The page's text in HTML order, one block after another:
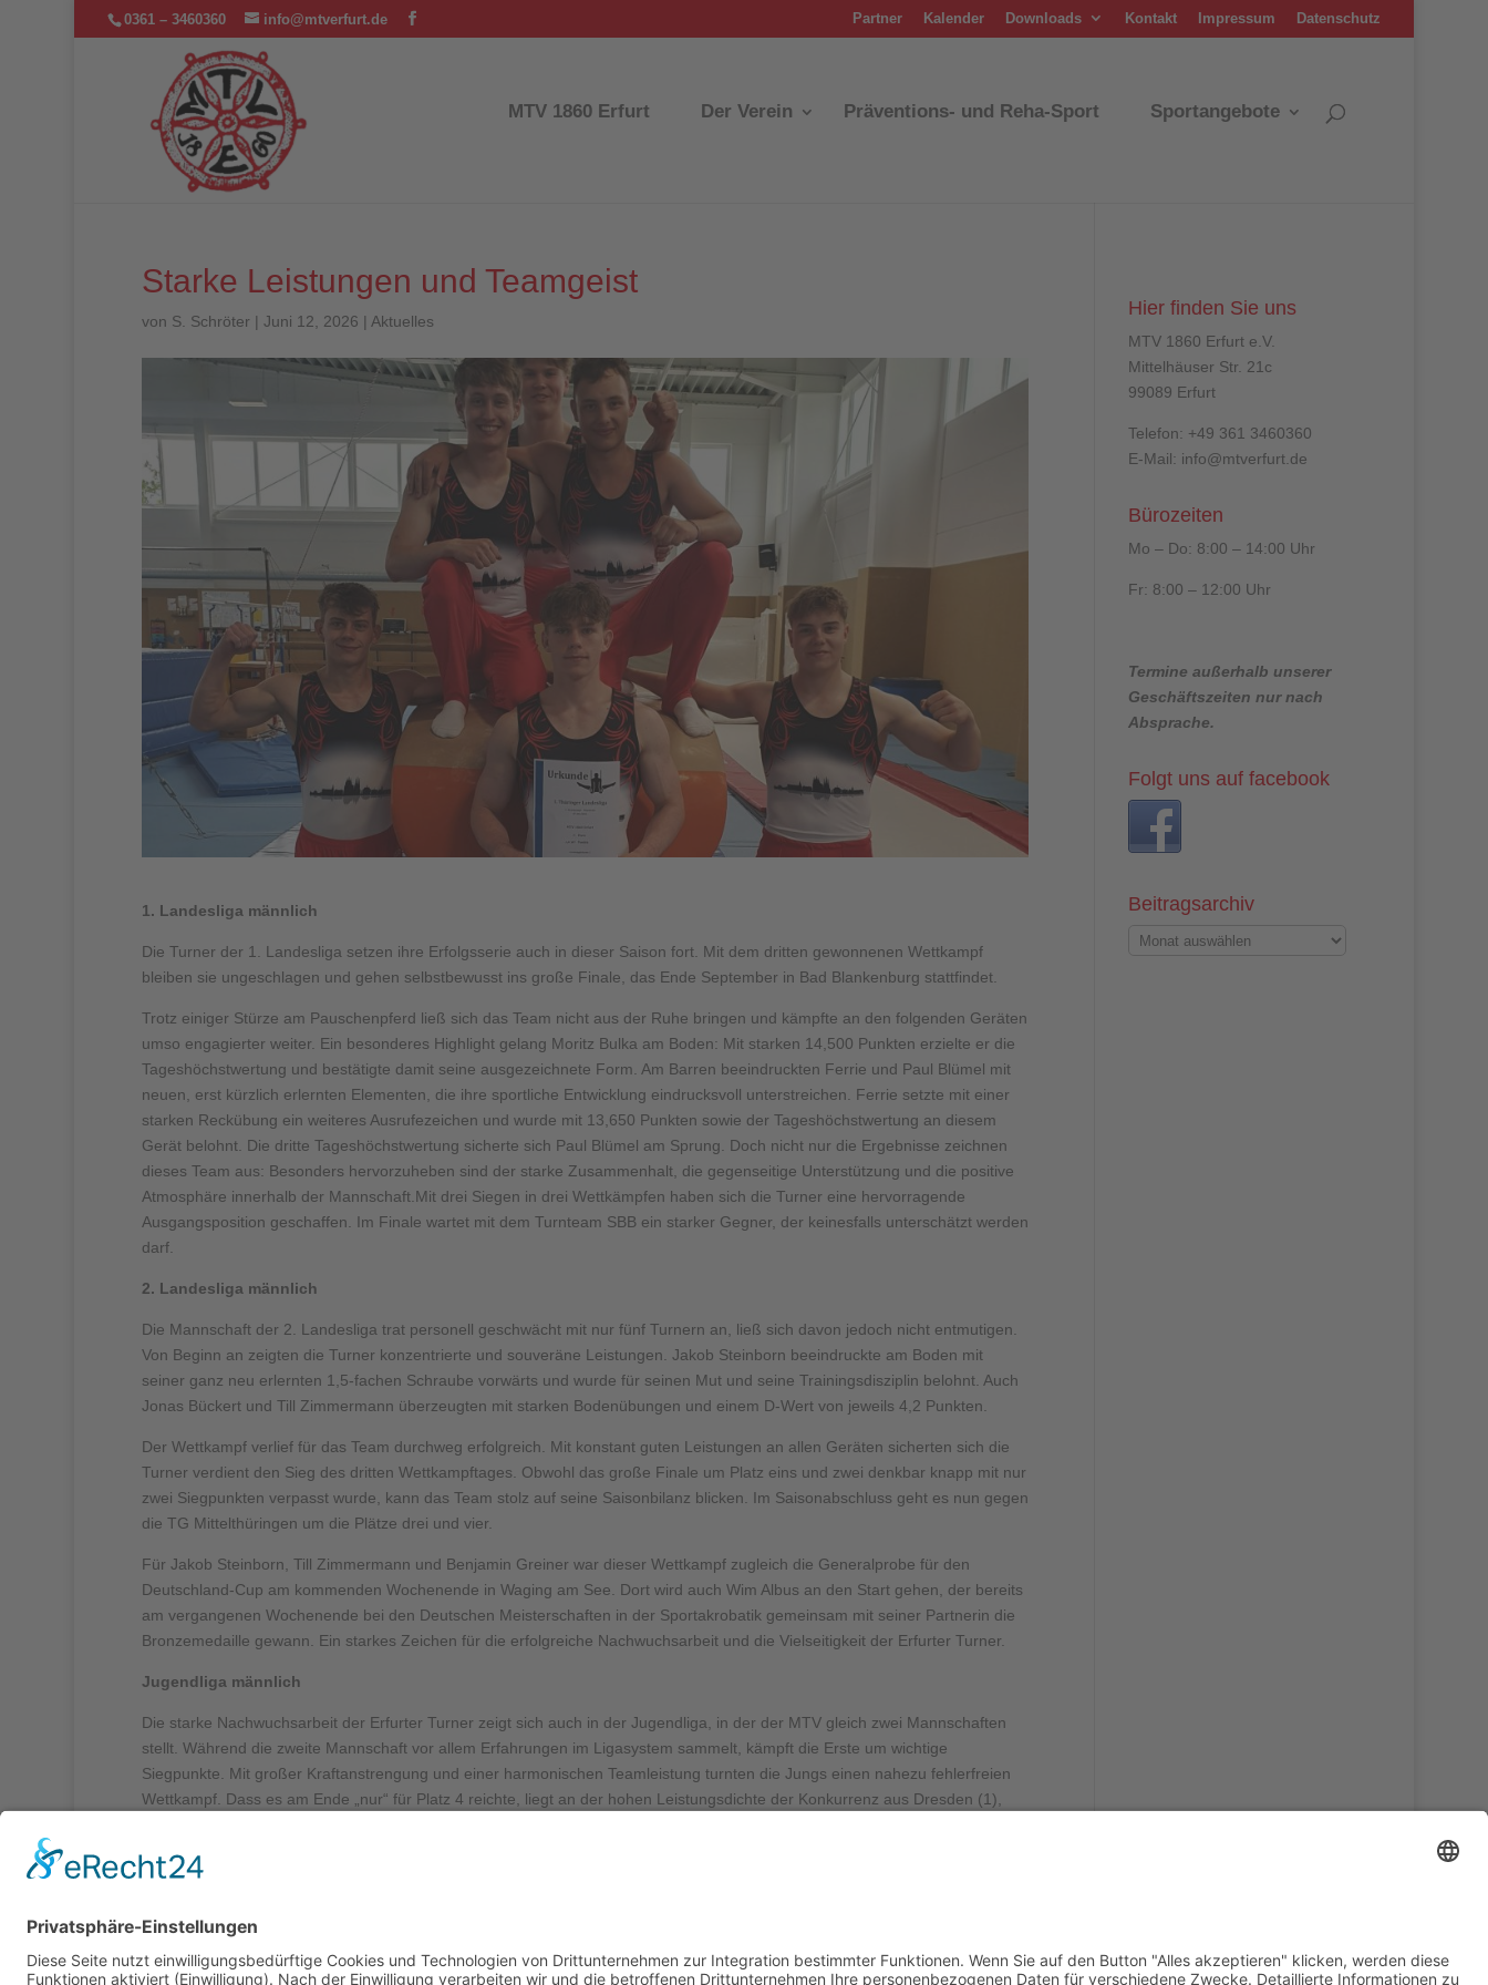
0361 – 3460360 info@mtverfurt.de Partner Kalender Downloads Kontakt Impressum Datenschutz
MTV 1860 Erfurt Der Verein Präventions- und Reha-Sport Sportangebote
Starke Leistungen und Teamgeist
von S. Schröter | Juni 12, 2026 | Aktuelles
1. Landesliga männlich
Die Turner der 1. Landesliga setzen ihre Erfolgsserie auch in dieser Saison fort. Mit dem dritten gewonnenen Wettkampf
bleiben sie ungeschlagen und gehen selbstbewusst ins große Finale, das Ende September in Bad Blankenburg stattfindet.
Trotz einiger Stürze am Pauschenpferd ließ sich das Team nicht aus der Ruhe bringen und kämpfte an den folgenden Geräten
umso engagierter weiter. Ein besonderes Highlight gelang Moritz Bulka am Boden: Mit starken 14,500 Punkten erzielte er die
Tageshöchstwertung und bestätigte damit seine ausgezeichnete Form. Am Barren beeindruckten Ferrie und Paul Blümel mit
neuen, erst kürzlich erlernten Elementen, die ihre sportliche Entwicklung eindrucksvoll unterstreichen. Ferrie setzte mit einer
starken Reckübung ein weiteres Ausrufezeichen und wurde mit 13,650 Punkten sowie der Tageshöchstwertung an diesem
Gerät belohnt. Die dritte Tageshöchstwertung sicherte sich Paul Blümel am Sprung. Doch nicht nur die Ergebnisse zeichnen
dieses Team aus: Besonders hervorzuheben sind der starke Zusammenhalt, die gegenseitige Unterstützung und die positive
Atmosphäre innerhalb der Mannschaft.Mit drei Siegen in drei Wettkämpfen haben sich die Turner eine hervorragende
Ausgangsposition geschaffen. Im Finale wartet mit dem Turnteam SBB ein starker Gegner, der keinesfalls unterschätzt werden
darf.
2. Landesliga männlich
Die Mannschaft der 2. Landesliga trat personell geschwächt mit nur fünf Turnern an, ließ sich davon jedoch nicht entmutigen.
Von Beginn an zeigten die Turner konzentrierte und souveräne Leistungen. Jakob Steinborn beeindruckte am Boden mit
seiner ganz neu erlernten 1,5-fachen Schraube vorwärts und wurde für seinen Mut und seine Trainingsdisziplin belohnt. Auch
Jonas Bückert und Till Zimmermann überzeugten mit starken Bodenübungen und einem D-Wert von jeweils 4,2 Punkten.
Der Wettkampf verlief für das Team durchweg erfolgreich. Mit konstant guten Leistungen an allen Geräten sicherten sich die
Turner verdient den Sieg des dritten Wettkampftages. Obwohl das große Finale um Platz eins und zwei denkbar knapp mit nur
zwei Siegpunkten verpasst wurde, kann das Team stolz auf seine Saisonbilanz blicken. Im Saisonabschluss geht es nun gegen
die TG Mittelthüringen um die Plätze drei und vier.
Für Jakob Steinborn, Till Zimmermann und Benjamin Greiner war dieser Wettkampf zugleich die Generalprobe für den
Deutschland-Cup am kommenden Wochenende in Waging am See. Dort wird auch Wim Albus an den Start gehen, der bereits
am vergangenen Wochenende bei den Deutschen Meisterschaften in der Sportakrobatik gemeinsam mit seiner Partnerin die
Bronzemedaille gewann. Ein starkes Zeichen für die erfolgreiche Nachwuchsarbeit und die Vielseitigkeit der Erfurter Turner.
Jugendliga männlich
Die starke Nachwuchsarbeit der Erfurter Turner zeigt sich auch in der Jugendliga, in der der MTV gleich zwei Mannschaften
stellt. Während die zweite Mannschaft vor allem Erfahrungen im Ligasystem sammelt, kämpft die Erste um wichtige
Siegpunkte. Mit großer Kraftanstrengung und einer harmonischen Teamleistung turnten die Jungs einen nahezu fehlerfreien
Wettkampf. Dass es am Ende „nur“ für Platz 4 reichte, liegt an der hohen Leistungsdichte der Konkurrenz aus Dresden (1),
Platz 3. Darauf werden sich die ehrgeizigen jungen Turner intensiv vorbereiten, um ihren Platz auf dem Siegerpodest zu
Stephan Dunkel und Paul Blümel
Hier finden Sie uns
MTV 1860 Erfurt e.V.
Mittelhäuser Str. 21c
99089 Erfurt
Telefon: +49 361 3460360
E-Mail: info@mtverfurt.de
Bürozeiten
Mo – Do: 8:00 – 14:00 Uhr
Fr: 8:00 – 12:00 Uhr
Termine außerhalb unserer
Geschäftszeiten nur nach
Absprache.
Folgt uns auf facebook
Beitragsarchiv